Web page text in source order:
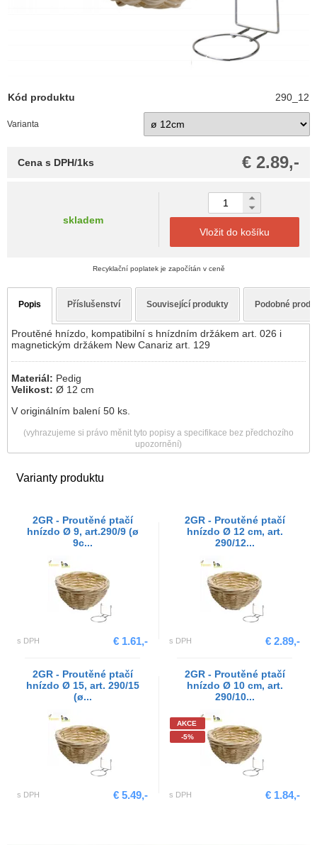
Kód produktu 290_12
Varianta
€ 2.89,-
Cena s DPH/1ks
skladem
Vložit do košíku
Recyklační poplatek je započítán v ceně
Popis Příslušenství Související produkty Podobné
Proutěné hnízdo, kompatibilní s hnízdním držákem art. 026 i
magnetickým držákem New Canariz art. 129
Materiál: Pedig
Velikost: Ø 12 cm
V originálním balení 50 ks.
(vyhrazujeme si právo měnit tyto popisy a specifikace bez předchozího
upozornění)
Varianty produktu
2GR - Proutěné ptačí
hnízdo Ø 9, art.290/9 (ø
9c...
s DPH € 1.61,-
2GR - Proutěné ptačí
hnízdo Ø 12 cm, art.
290/12...
s DPH € 2.89,-
2GR - Proutěné ptačí
hnízdo Ø 15, art. 290/15
(ø...
s DPH € 5.49,-
2GR - Proutěné ptačí
hnízdo Ø 10 cm, art.
290/10...
AKCE
-5%
s DPH € 1.84,-